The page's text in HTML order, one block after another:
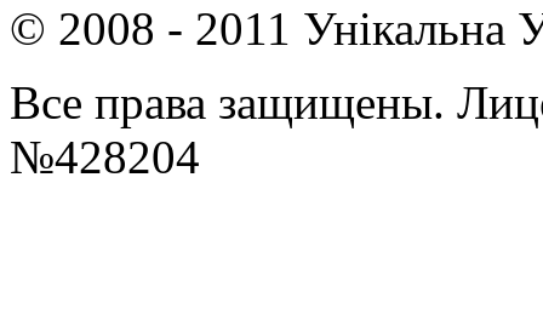
© 2008 - 2011 Унікальна
Все права защищены.
№428204